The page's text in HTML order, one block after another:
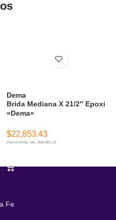
Brida Mediana X 21/2″ Epoxi
«Dema»
Dema
$22,853.43
Precio s/imp. nac. $18.887,13
Fe